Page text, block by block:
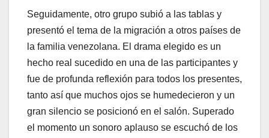
Seguidamente, otro grupo subió a las tablas y
presentó el tema de la migración a otros países de
la familia venezolana. El drama elegido es un
hecho real sucedido en una de las participantes y
fue de profunda reflexión para todos los presentes,
tanto así que muchos ojos se humedecieron y un
gran silencio se posicionó en el salón. Superado
el momento un sonoro aplauso se escuchó de los